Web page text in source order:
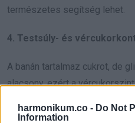
harmonikum.co - Do Not
Information
természetes segítség lehet.
4. Testsúly- és
A banán tartalmaz cukrot, de
alacsony, ezért a
energiaellátás egyenletesebb
magas rosttartalom miatt a